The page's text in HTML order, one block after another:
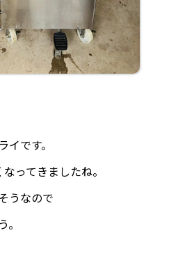
です。
ってきましたね。
うなので